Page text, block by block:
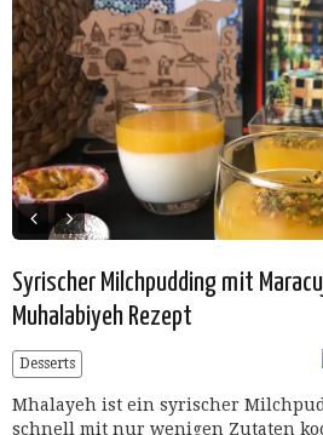
Syrischer Milchpudding mit
Muhalabiyeh Rezept
Desserts
Mhalayeh ist ein syrischer
schnell mit nur wenigen Zutaten